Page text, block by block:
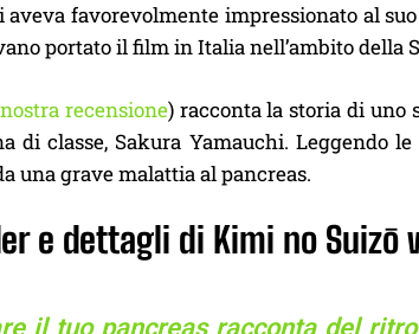
aveva favorevolmente impressionato al
portato il film in Italia nell’ambito della
recensione) racconta la storia di uno
classe, Sakura Yamauchi. Leggendo
una grave malattia al pancreas.
e dettagli di Kimi no Suizō
il tuo pancreas racconta del